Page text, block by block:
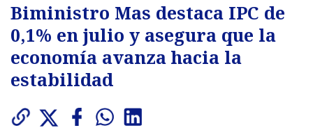
Biministro Mas destaca IPC de
0,1% en julio y asegura que la
economía avanza hacia la
estabilidad